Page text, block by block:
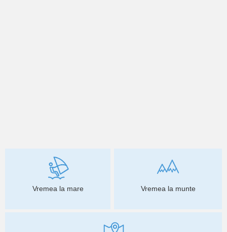
Vremea la mare Vremea la munte